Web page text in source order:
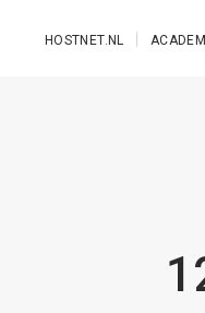
HOSTNET.NL